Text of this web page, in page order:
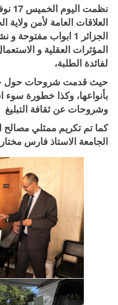
العلاقات العامة لأمن ولاية
الجزائر 1 ابواب
المؤثرات العقلية و
لفائدة الطلبة،
حيث قدمت شروحات حول
بأنواعها، وكذا خطورة سوء
وشروحات عن ثقافة التبليغ
كما تم تكريم ممثلي مصالح
الجامعة الاستاذ فارس